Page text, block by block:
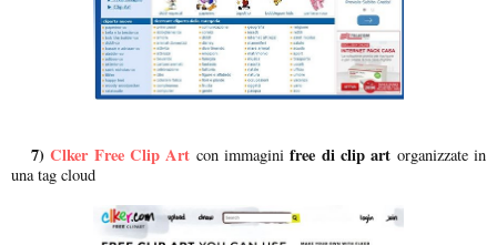
7)Clker Free Clip Art con immaginifree di clip art organizzate in
una tag cloud